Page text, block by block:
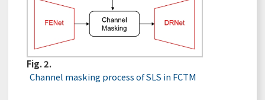
Fig. 2.
Channel masking process of SLS in FCTM